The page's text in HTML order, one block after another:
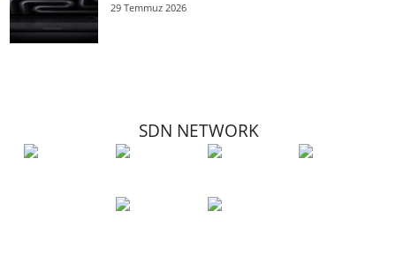
29 Temmuz 2026
SDN NETWORK